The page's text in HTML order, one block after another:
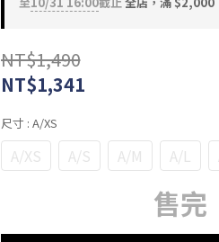
NT$1,490
NT$1,341
尺寸 : A/XS
A/XS A/S A/M A/L
售完